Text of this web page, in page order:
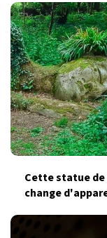
Cette statue
change